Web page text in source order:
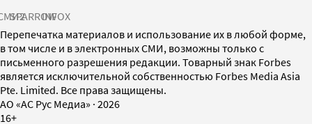
SPARROWINFOX
Перепечатка материалов и использование их в любой форме,
в том числе и в электронных СМИ, возможны только с
письменного разрешения редакции. Товарный знак Forbes
является исключительной собственностью Forbes Media Asia
Pte. Limited. Все права защищены.
AO «АС Рус Медиа» · 2026
16+